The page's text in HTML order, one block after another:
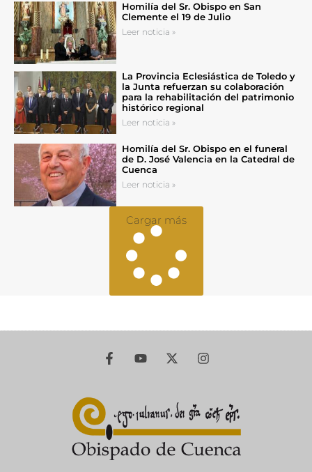
Homilía del Sr. Obispo en San
Clemente el 19 de Julio
Leer noticia »
La Provincia Eclesiástica de Toledo y
la Junta refuerzan su colaboración
para la rehabilitación del patrimonio
histórico regional
Leer noticia »
Homilía del Sr. Obispo en el funeral
de D. José Valencia en la Catedral de
Cuenca
Leer noticia »
Cargar más